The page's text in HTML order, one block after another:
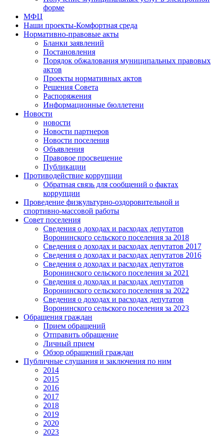
форме
МФЦ
Наши проекты-Комфортная среда
Нормативно-правовые акты
Бланки заявлений
Постановления
Порядок обжалования муниципальных правовых
актов
Проекты нормативных актов
Решения Совета
Распоряжения
Информационные бюллетени
Новости
новости
Новости партнеров
Новости поселения
Объявления
Правовое просвещение
Публикации
Противодействие коррупции
Обратная связь для сообщений о фактах
коррупции
Проведение физкультурно-оздоровительной и
спортивно-массовой работы
Совет поселения
Сведения о доходах и расходах депутатов
Воронинского сельского поселения за 2018
Сведения о доходах и расходах депутатов 2017
Сведения о доходах и расходах депутатов 2016
Сведения о доходах и расходах депутатов
Воронинского сельского поселения за 2021
Сведения о доходах и расходах депутатов
Воронинского сельского поселения за 2022
Сведения о доходах и расходах депутатов
Воронинского сельского поселения за 2023
Обращения граждан
Прием обращений
Отправить обращение
Личный прием
Обзор обращений граждан
Публичные слушания и заключения по ним
2014
2015
2016
2017
2018
2019
2020
2023